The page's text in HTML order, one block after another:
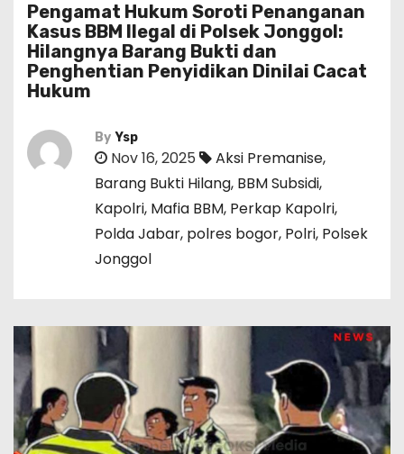
Pengamat Hukum Soroti Penanganan
Kasus BBM Ilegal di Polsek Jonggol:
Hilangnya Barang Bukti dan
Penghentian Penyidikan Dinilai Cacat
Hukum
By Ysp
Nov 16, 2025 Aksi Premanise,
Barang Bukti Hilang, BBM Subsidi,
Kapolri, Mafia BBM, Perkap Kapolri,
Polda Jabar, polres bogor, Polri, Polsek
Jonggol